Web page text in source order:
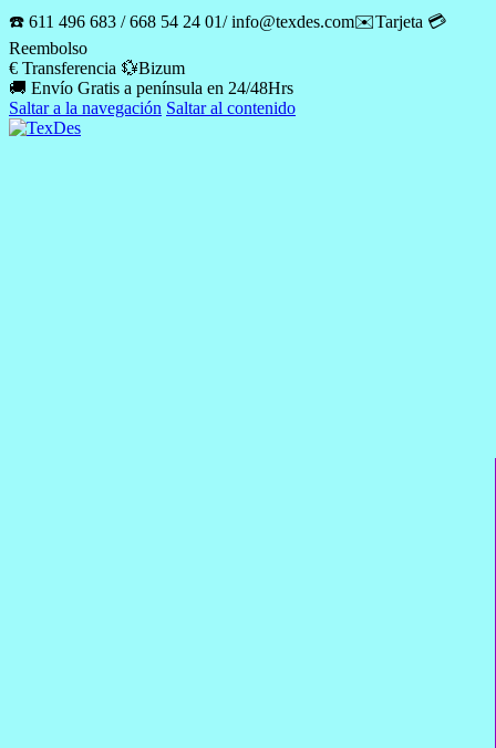
☎️ 611 496 683 / 668 54 24 01/ info@texdes.com✉️Tarjeta 💳
Reembolso
€ Transferencia 💱Bizum
🚚 Envío Gratis a península en 24/48Hrs
Saltar a la navegación Saltar al contenido